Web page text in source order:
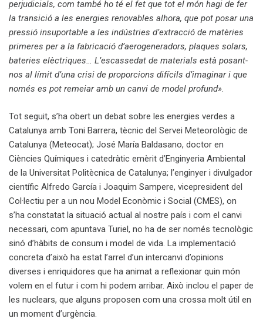
perjudicials, com també ho té el fet que tot el món hagi de fer
la transició a les energies renovables alhora, que pot posar una
pressió insuportable a les indústries d’extracció de matèries
primeres per a la fabricació d’aerogeneradors, plaques solars,
bateries elèctriques… L’escassedat de materials està posant-
nos al límit d’una crisi de proporcions difícils d’imaginar i que
només es pot remeiar amb un canvi de model profund».
Tot seguit, s’ha obert un debat sobre les energies verdes a
Catalunya amb Toni Barrera, tècnic del Servei Meteorològic de
Catalunya (Meteocat); José María Baldasano, doctor en
Ciències Químiques i catedràtic emèrit d’Enginyeria Ambiental
de la Universitat Politècnica de Catalunya; l’enginyer i divulgador
científic Alfredo García i Joaquim Sampere, vicepresident del
Col·lectiu per a un nou Model Econòmic i Social (CMES), on
s’ha constatat la situació actual al nostre país i com el canvi
necessari, com apuntava Turiel, no ha de ser només tecnològic
sinó d’hàbits de consum i model de vida. La implementació
concreta d’això ha estat l’arrel d’un intercanvi d’opinions
diverses i enriquidores que ha animat a reflexionar quin món
volem en el futur i com hi podem arribar. Això inclou el paper de
les nuclears, que alguns proposen com una crossa molt útil en
un moment d’urgència.